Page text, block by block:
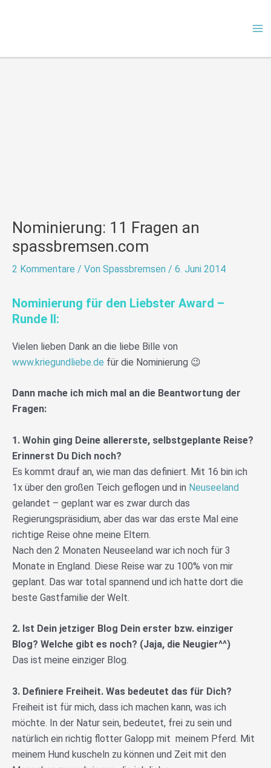
Nominierung: 11 Fragen an
spassbremsen.com
2 Kommentare / Von Spassbremsen / 6. Juni 2014
Nominierung für den Liebster Award –
Runde II:
Vielen lieben Dank an die liebe Bille von
www.kriegundliebe.de für die Nominierung 😉
Dann mache ich mich mal an die Beantwortung der
Fragen:
1. Wohin ging Deine allererste, selbstgeplante Reise?
Erinnerst Du Dich noch?
Es kommt drauf an, wie man das definiert. Mit 16 bin ich
1x über den großen Teich geflogen und in Neuseeland
gelandet – geplant war es zwar durch das
Regierungspräsidium, aber das war das erste Mal eine
richtige Reise ohne meine Eltern.
Nach den 2 Monaten Neuseeland war ich noch für 3
Monate in England. Diese Reise war zu 100% von mir
geplant. Das war total spannend und ich hatte dort die
beste Gastfamilie der Welt.
2. Ist Dein jetziger Blog Dein erster bzw. einziger
Blog? Welche gibt es noch? (Jaja, die Neugier^^)
Das ist meine einziger Blog.
3. Definiere Freiheit. Was bedeutet das für Dich?
Freiheit ist für mich, dass ich machen kann, was ich
möchte. In der Natur sein, bedeutet, frei zu sein und
natürlich ein richtig flotter Galopp mit meinem Pferd. Mit
meinem Hund kuscheln zu können und Zeit mit den